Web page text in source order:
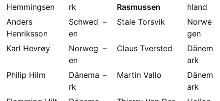
Hemmingsen
rk
Rasmussen
hland
Anders
Henriksson
Schwed
en
– Stale Torsvik
Norwe
gen
Karl Hevrøy
Norweg
en
– Claus Tversted
Dänem
ark
Philip Hilm
Dänema
rk
– Martin Vallo
Dänem
ark